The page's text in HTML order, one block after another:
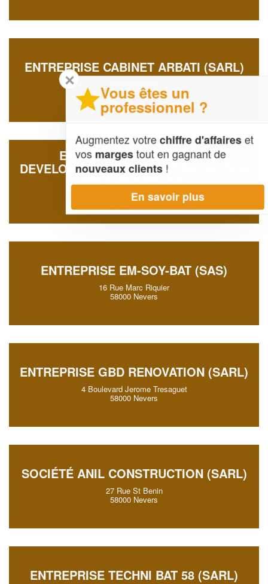
ENTREPRISE CABINET ARBATI (SARL)
58000 Nevers
ENTREPRISE INDUSTRIAL
DEVELOPMENT FOR ELECTRIC MOTOR
APPLICATIONS (SAS)
6 Rue Louise Michel
58000 Nevers
ENTREPRISE EM-SOY-BAT (SAS)
16 Rue Marc Riquier
58000 Nevers
ENTREPRISE GBD RENOVATION (SARL)
4 Boulevard Jerome Tresaguet
58000 Nevers
SOCIÉTÉ ANIL CONSTRUCTION (SARL)
27 Rue St Benin
58000 Nevers
ENTREPRISE TECHNI BAT 58 (SARL)
✕
Vous êtes un
professionnel ?
Augmentez votrechiffre d'affaireset
vosmargestout en gagnant de
nouveaux clients!
En savoir plus